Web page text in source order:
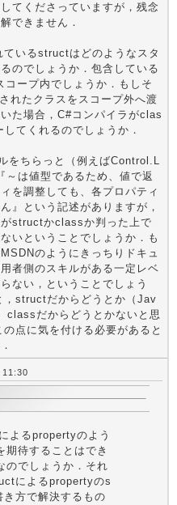
てくださっていますが，残念
できません．
いるstructはどのようなスタ
のでしょうか．包含している
ープ内でしょうか．もしそ
れたクラスをスコープ外へ渡
た場合，C#コンパイラがclas
てくれるのでしょうか．
をちらっと（例えばControl.L
は値型であるため、値で返
を調整しても、各プロパティ
』という記述がありますが，
structかclassか判った上で
いということでしょうか．も
のようにきっちりドキュ
者側のスキルがある一定レベ
ない，ということでしょう
structだからどうとか（Jav
classだからどうとかないと思
点に気を付ける必要があると
11:30
よるpropertyのよう
期待することはでき
のでしょうか．それ
によるpropertyのs
方で解決するもの